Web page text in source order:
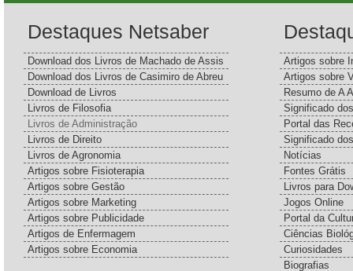
Destaques Netsaber
Download dos Livros de Machado de Assis
Download dos Livros de Casimiro de Abreu
Download de Livros
Livros de Filosofia
Livros de Administração
Livros de Direito
Livros de Agronomia
Artigos sobre Fisioterapia
Artigos sobre Gestão
Artigos sobre Marketing
Artigos sobre Publicidade
Artigos de Enfermagem
Artigos sobre Economia
Artigos sobre
Artigos sobre
Resumo de A
Significado
Portal das
Significado
Notícias
Fontes Grátis
Livros para
Jogos Online
Portal da
Ciências
Curiosidades
Biografias